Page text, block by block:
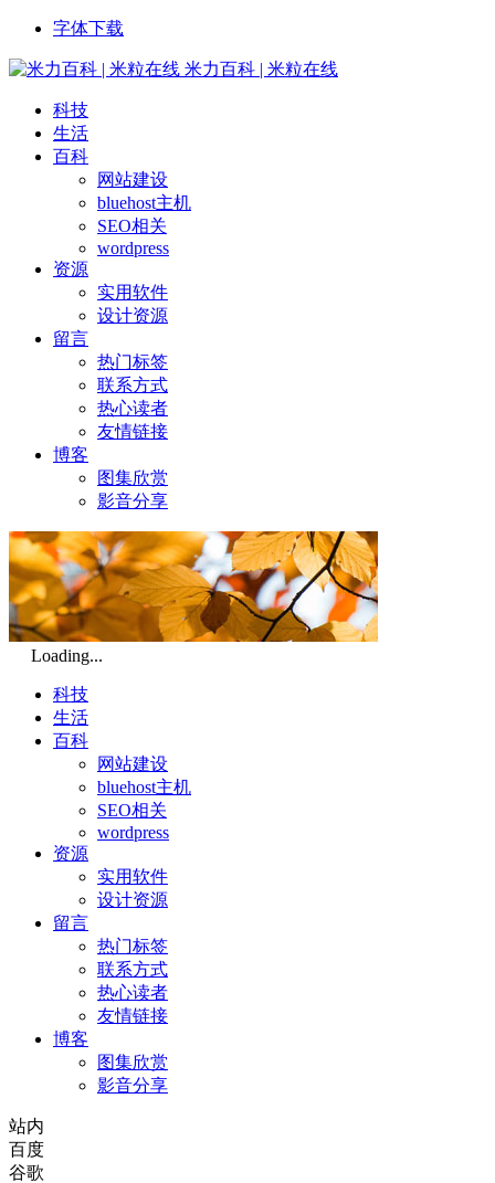
字体下载
米力百科 | 米粒在线
科技
生活
百科
网站建设
bluehost主机
SEO相关
wordpress
资源
实用软件
设计资源
留言
热门标签
联系方式
热心读者
友情链接
博客
图集欣赏
影音分享
Loading...
科技
生活
百科
网站建设
bluehost主机
SEO相关
wordpress
资源
实用软件
设计资源
留言
热门标签
联系方式
热心读者
友情链接
博客
图集欣赏
影音分享
站内
百度
谷歌